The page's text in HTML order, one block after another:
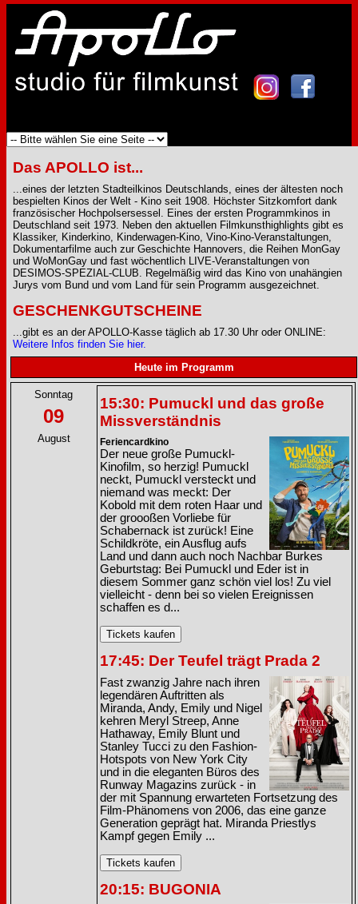
Das APOLLO ist...
...eines der letzten Stadteilkinos Deutschlands, eines der ältesten noch
bespielten Kinos der Welt - Kino seit 1908. Höchster Sitzkomfort dank
französischer Hochpolsersessel. Eines der ersten Programmkinos in
Deutschland seit 1973. Neben den aktuellen Filmkunsthighlights gibt es
Klassiker, Kinderkino, Kinderwagen-Kino, Vino-Kino-Veranstaltungen,
Dokumentarfilme auch zur Geschichte Hannovers, die Reihen MonGay
und WoMonGay und fast wöchentlich LIVE-Veranstaltungen von
DESIMOS-SPEZIAL-CLUB. Regelmäßig wird das Kino von unahängien
Jurys vom Bund und vom Land für sein Programm ausgezeichnet.
GESCHENKGUTSCHEINE
...gibt es an der APOLLO-Kasse täglich ab 17.30 Uhr oder ONLINE:
Weitere Infos finden Sie hier.
Heute im Programm
Sonntag
09
August
15:30: Pumuckl und das große
Missverständnis
Feriencardkino
Der neue große Pumuckl-
Kinofilm, so herzig! Pumuckl
neckt, Pumuckl versteckt und
niemand was meckt: Der
Kobold mit dem roten Haar und
der groooßen Vorliebe für
Schabernack ist zurück! Eine
Schildkröte, ein Ausflug aufs
Land und dann auch noch Nachbar Burkes
Geburtstag: Bei Pumuckl und Eder ist in
diesem Sommer ganz schön viel los! Zu viel
vielleicht - denn bei so vielen Ereignissen
schaffen es d...
17:45: Der Teufel trägt Prada 2
Fast zwanzig Jahre nach ihren
legendären Auftritten als
Miranda, Andy, Emily und Nigel
kehren Meryl Streep, Anne
Hathaway, Emily Blunt und
Stanley Tucci zu den Fashion-
Hotspots von New York City
und in die eleganten Büros des
Runway Magazins zurück - in
der mit Spannung erwarteten Fortsetzung des
Film-Phänomens von 2006, das eine ganze
Generation geprägt hat. Miranda Priestlys
Kampf gegen Emily ...
20:15: BUGONIA